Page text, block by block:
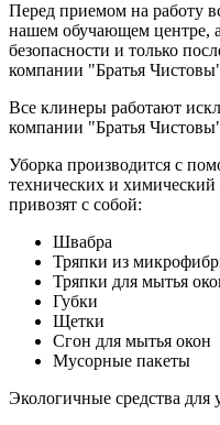
Перед приемом на работу
нашем обучающем центре,
безопасности и только
компании "Братья
Все клинеры работают
компании "Братья
Уборка производится с
технических и
привозят с собой:
Швабра
Тряпки из
Тряпки для мытья
Губки
Щетки
Сгон для мытья окон
Мусорные пакеты
Экологичные средства